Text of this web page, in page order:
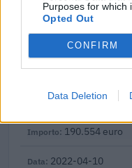
Purposes for which
Opted Out
CONFIRM
Data Deletion
Agenzia delle
2022-04-28
COVID-19:
green transition
190.554 euro
2022-04-10